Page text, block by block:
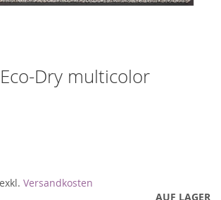
Dry multicolor
exkl. Versandkosten
AUF LAGER